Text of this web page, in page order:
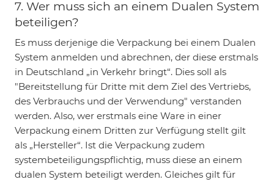
7. Wer muss sich an einem Dualen System
beteiligen?
Es muss derjenige die Verpackung bei einem Dualen
System anmelden und abrechnen, der diese erstmals
in Deutschland „in Verkehr bringt“. Dies soll als
"Bereitstellung für Dritte mit dem Ziel des Vertriebs,
des Verbrauchs und der Verwendung" verstanden
werden. Also, wer erstmals eine Ware in einer
Verpackung einem Dritten zur Verfügung stellt gilt
als „Hersteller“. Ist die Verpackung zudem
systembeteiligungspflichtig, muss diese an einem
dualen System beteiligt werden. Gleiches gilt für